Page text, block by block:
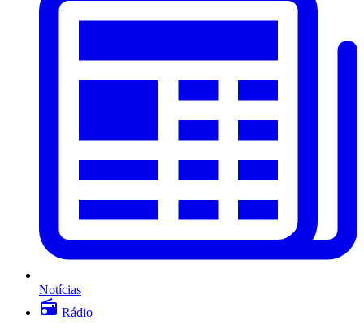
Notícias
Rádio